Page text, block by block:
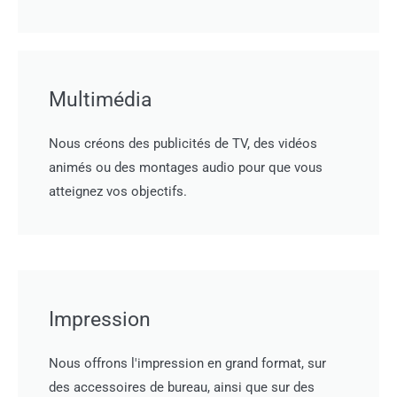
Multimédia
Nous créons des publicités de TV, des vidéos
animés ou des montages audio pour que vous
atteignez vos objectifs.
Impression
Nous offrons l'impression en grand format, sur
des accessoires de bureau, ainsi que sur des